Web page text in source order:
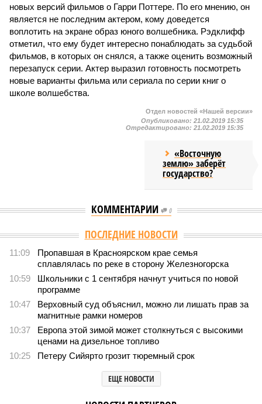
новых версий фильмов о Гарри Поттере. По его мнению, он
является не последним актером, кому доведется
воплотить на экране образ юного волшебника. Рэдклифф
отметил, что ему будет интересно понаблюдать за судьбой
фильмов, в которых он снялся, а также оценить возможный
перезапуск серии. Актер выразил готовность посмотреть
новые варианты фильма или сериала по серии книг о
школе волшебства.
Отдел новостей «Нашей версии»
Опубликовано: 21.02.2019 15:35
Отредактировано: 21.02.2019 15:35
«Восточную
землю» заберёт
государство?
КОММЕНТАРИИ 0
Версия //Общество //
Земля уже не раз показывала человечеству свой
крутой нрав – когда покажет снова?
Земля уже не раз показывала человечеству свой крутой
нрав – когда покажет снова?
Последние времена
покажет снова? (фото: АР-ТАСС)